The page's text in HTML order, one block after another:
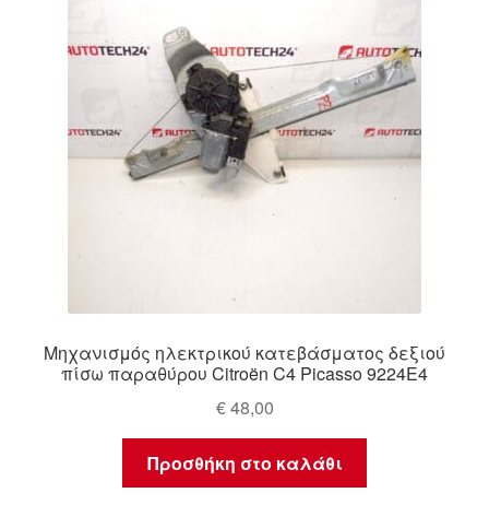
Μηχανισμός ηλεκτρικού κατεβάσματος δεξιού
πίσω παραθύρου Citroën C4 Picasso 9224E4
€48,00
Προσθήκη στο καλάθι